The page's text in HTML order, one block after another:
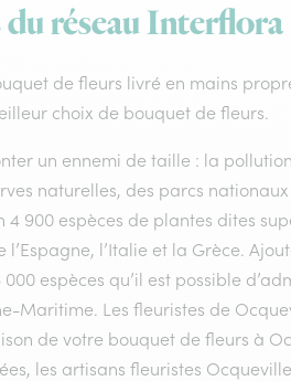
réseau Interflora
de fleurs livré en mains
choix de bouquet de fleurs.
un ennemi de taille : la
naturelles, des parcs
900 espèces de plantes dites
l’Italie et la Grèce.
espèces qu’il est possible
Maritime. Les fleuristes de
de votre bouquet de fleurs à
les artisans fleuristes